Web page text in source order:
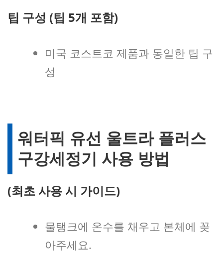
팁 구성 (팁 5개 포함)
미국 코스트코 제품과 동일한 팁 구
성
워터픽 유선 울트라 플러스
구강세정기 사용 방법
(최초 사용 시 가이드)
물탱크에 온수를 채우고 본체에 꽂
아주세요.